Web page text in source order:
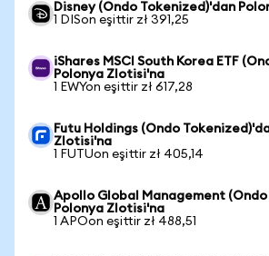
Disney (Ondo Tokenized)'dan
1 DISon eşittir zł 391,25
iShares MSCI South Korea ETF
Polonya Zlotisi'na
1 EWYon eşittir zł 617,28
Futu Holdings (Ondo
Zlotisi'na
1 FUTUon eşittir zł 405,14
Apollo Global Management
Polonya Zlotisi'na
1 APOon eşittir zł 488,51